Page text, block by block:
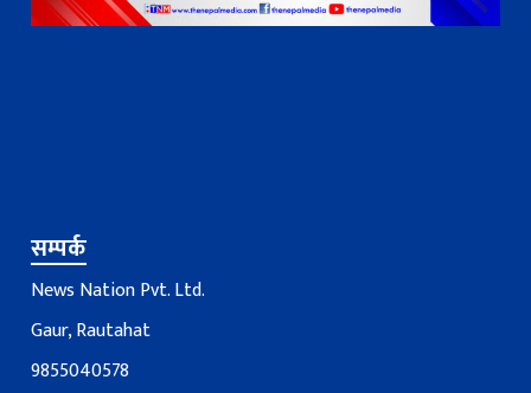
सम्पर्क
News Nation Pvt. Ltd.
Gaur, Rautahat
9855040578